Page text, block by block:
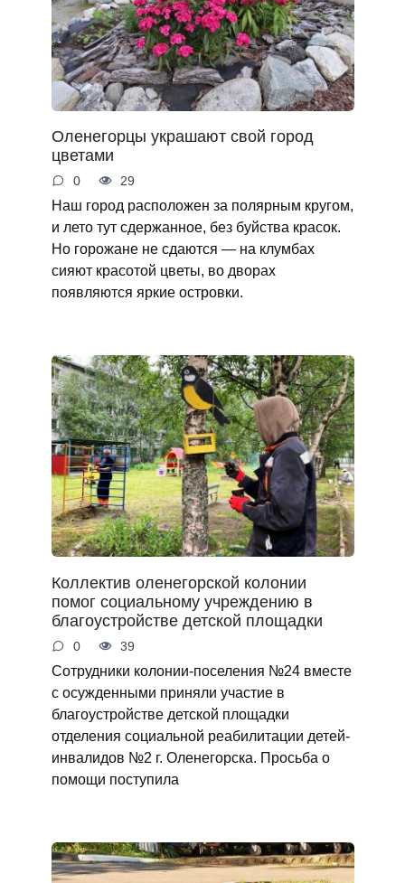
Оленегорцы украшают свой город
цветами
0 29
Наш город расположен за полярным кругом,
и лето тут сдержанное, без буйства красок.
Но горожане не сдаются — на клумбах
сияют красотой цветы, во дворах
появляются яркие островки.
Коллектив оленегорской колонии
помог социальному учреждению в
благоустройстве детской площадки
0 39
Сотрудники колонии-поселения №24 вместе
с осужденными приняли участие в
благоустройстве детской площадки
отделения социальной реабилитации детей-
инвалидов №2 г. Оленегорска. Просьба о
помощи поступила